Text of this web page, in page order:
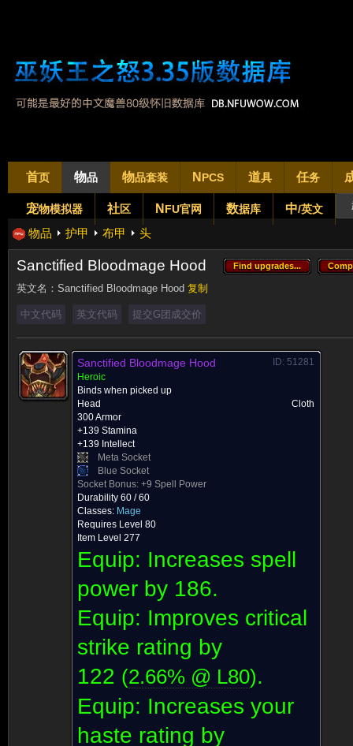
首页 物品 物品套装 N PCS 道具 任务
宠物模拟器 社区 N FU官网 数据库 中/英文
物品 护甲 布甲 头
Find upgrades...
Find upgrades...
Sanctified Bloodmage Hood
英文名： Sanctified Bloodmage Hood 复制
中文代码 英文代码 提交G团成交价
Sanctified Bloodmage Hood
ID: 51281
Heroic
Binds when picked up
Head
Cloth
300 Armor
+139 Stamina
+139 Intellect
Meta Socket
Blue Socket
Socket Bonus: +9 Spell Power
Durability 60 / 60
Classes: Mage
Requires Level 80
Item Level 277
Equip: Increases spell
power by 186.
Equip: Improves critical
strike rating by
122 (2.66% @ L80).
Equip: Increases your
haste rating by